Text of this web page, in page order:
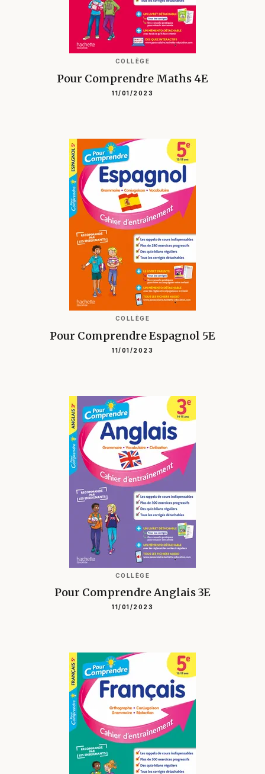
COLLÈGE
Pour Comprendre Maths 4E
11/01/2023
COLLÈGE
Pour Comprendre Espagnol 5E
11/01/2023
COLLÈGE
Pour Comprendre Anglais 3E
11/01/2023